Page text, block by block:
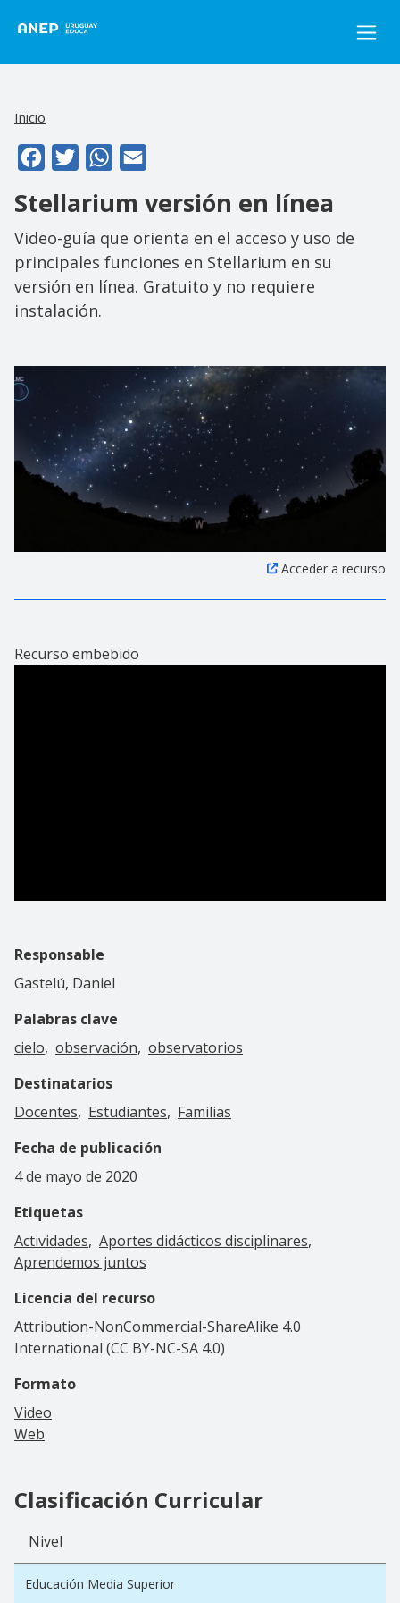
Inicio
FacebookTwitterWhatsApp
Stellarium versión en línea
Video-guía que orienta en el acceso y uso de
principales funciones en Stellarium en su
versión en línea. Gratuito y no requiere
instalación.
Acceder a recurso
Recurso embebido
Responsable
Gastelú, Daniel
Palabras clave
cielo observación observatorios
Destinatarios
Docentes
Estudiantes
Familias
Fecha de publicación
4 de mayo de 2020
Etiquetas
Actividades Aportes didácticos disciplinares
Aprendemos juntos
Licencia del recurso
Attribution-NonCommercial-ShareAlike 4.0
International (CC BY-NC-SA 4.0)
Formato
Video
Web
Clasificación Curricular
Nivel
Educación Media Superior